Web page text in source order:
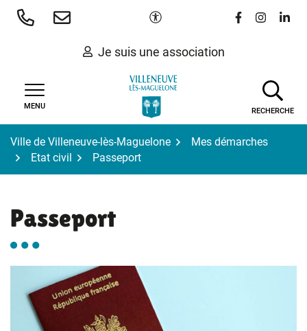
Aller
Paramètres d'accessibilité
Lien vers le
Lien vers
Lien
Je suis une association
MENU
RECHERCHE
Ville de Villeneuve-lès-Maguelone
Mes démarches
Etat civil
Passeport
Passeport